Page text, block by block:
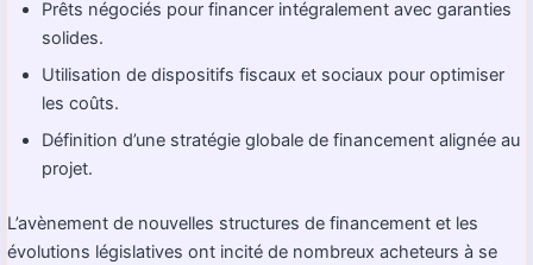
Prêts négociés pour financer intégralement avec garanties
solides.
Utilisation de dispositifs fiscaux et sociaux pour optimiser
les coûts.
Définition d’une stratégie globale de financement alignée au
projet.
L’avènement de nouvelles structures de financement et les
évolutions législatives ont incité de nombreux acheteurs à se